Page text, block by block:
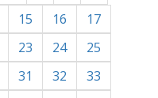
15 16
17
23 24
25
31 32
33